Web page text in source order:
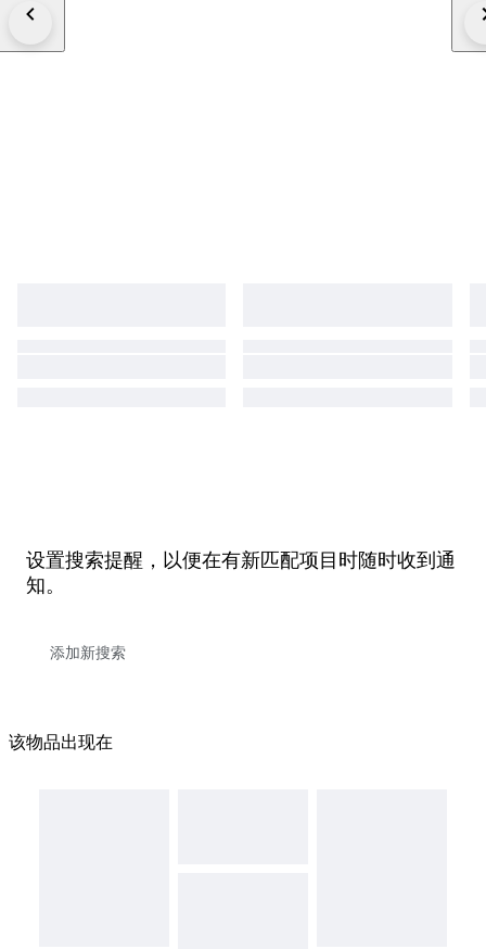
设置搜索提醒，以便在有新匹配项目时随时收到通
知。
该物品出现在